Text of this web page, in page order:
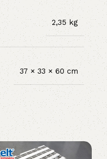
2,35 kg
37 × 33 × 60 cm